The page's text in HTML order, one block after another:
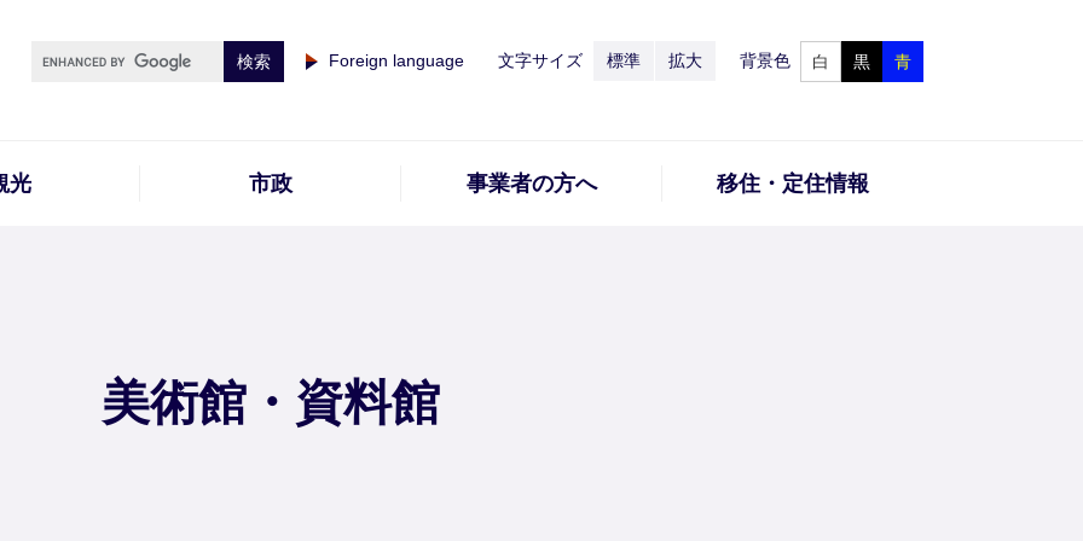
Foreign language 文字サイズ 標準 拡大 背景色 白 黒 青
光 市政 事業者の方へ 移住・定住情報
美術館・資料館